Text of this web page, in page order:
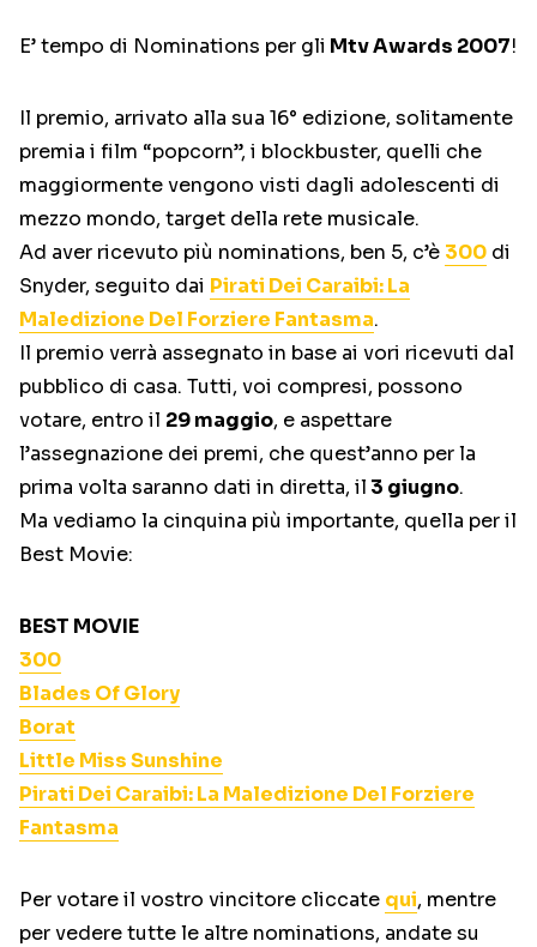
E’ tempo di Nominations per gli Mtv Awards 2007!
Il premio, arrivato alla sua 16° edizione, solitamente
premia i film “popcorn”, i blockbuster, quelli che
maggiormente vengono visti dagli adolescenti di
mezzo mondo, target della rete musicale.
Ad aver ricevuto più nominations, ben 5, c’è 300 di
Snyder, seguito dai Pirati Dei Caraibi: La
Maledizione Del Forziere Fantasma.
Il premio verrà assegnato in base ai vori ricevuti dal
pubblico di casa. Tutti, voi compresi, possono
votare, entro il 29 maggio, e aspettare
l’assegnazione dei premi, che quest’anno per la
prima volta saranno dati in diretta, il 3 giugno.
Ma vediamo la cinquina più importante, quella per il
Best Movie:
BEST MOVIE
300
Blades Of Glory
Borat
Little Miss Sunshine
Pirati Dei Caraibi: La Maledizione Del Forziere
Fantasma
Per votare il vostro vincitore cliccate qui, mentre
per vedere tutte le altre nominations, andate su